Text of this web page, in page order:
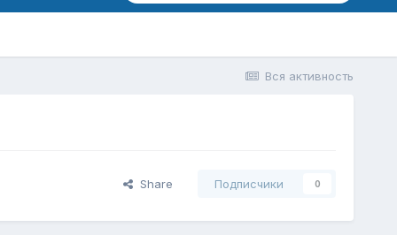
Вся активность
Share Подписчики 0